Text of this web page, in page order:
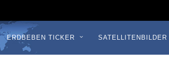
ERDBEBEN TICKER SATELLITENBILDER